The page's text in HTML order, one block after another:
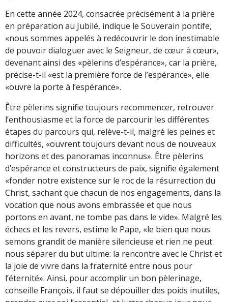
En cette année 2024, consacrée précisément à la prière
en préparation au Jubilé, indique le Souverain pontife,
«nous sommes appelés à redécouvrir le don inestimable
de pouvoir dialoguer avec le Seigneur, de cœur à cœur»,
devenant ainsi des «pèlerins d’espérance», car la prière,
précise-t-il «est la première force de l’espérance», elle
«ouvre la porte à l’espérance».
Être pèlerins signifie toujours recommencer, retrouver
l’enthousiasme et la force de parcourir les différentes
étapes du parcours qui, relève-t-il, malgré les peines et
difficultés, «ouvrent toujours devant nous de nouveaux
horizons et des panoramas inconnus». Être pèlerins
d’espérance et constructeurs de paix, signifie également
«fonder notre existence sur le roc de la résurrection du
Christ, sachant que chacun de nos engagements, dans la
vocation que nous avons embrassée et que nous
portons en avant, ne tombe pas dans le vide». Malgré les
échecs et les revers, estime le Pape, «le bien que nous
semons grandit de manière silencieuse et rien ne peut
nous séparer du but ultime: la rencontre avec le Christ et
la joie de vivre dans la fraternité entre nous pour
l’éternité». Ainsi, pour accomplir un bon pèlerinage,
conseille François, il faut se dépouiller des poids inutiles,